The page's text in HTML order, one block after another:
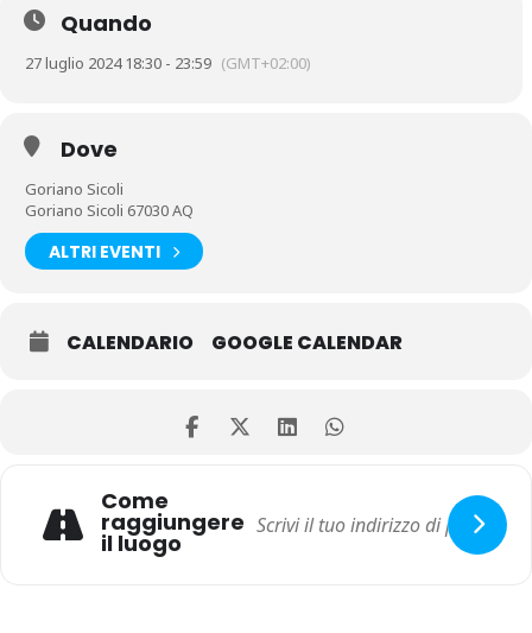
Quando
27 luglio 2024 18:30 - 23:59 (GMT+02:00)
Dove
Goriano Sicoli
Goriano Sicoli 67030 AQ
ALTRI EVENTI
CALENDARIO GOOGLE CALENDAR
Come
raggiungere
il luogo